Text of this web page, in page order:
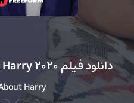
دانلود فیلم The Thing About Harry 2020
Harry